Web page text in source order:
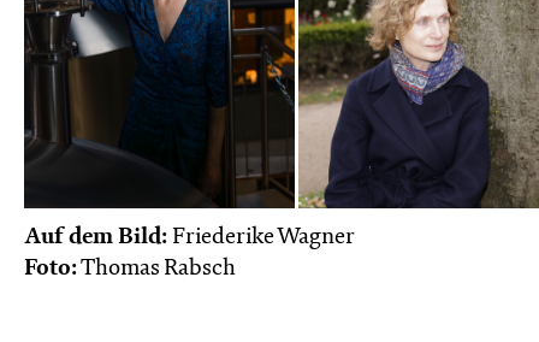
Auf dem Bild: Friederike Wagner
Foto:Thomas Rabsch